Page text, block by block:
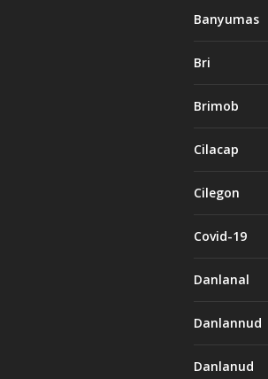
Banyumas
Bri
Brimob
Cilacap
Cilegon
Covid-19
Danlanal
Danlannud
Danlanud